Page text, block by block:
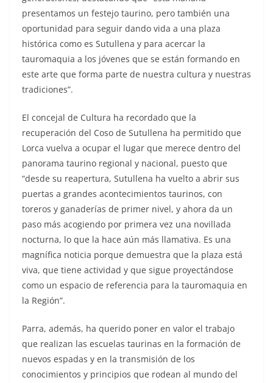
presentamos un festejo taurino, pero también una
oportunidad para seguir dando vida a una plaza
histórica como es Sutullena y para acercar la
tauromaquia a los jóvenes que se están formando en
este arte que forma parte de nuestra cultura y nuestras
tradiciones”.
El concejal de Cultura ha recordado que la
recuperación del Coso de Sutullena ha permitido que
Lorca vuelva a ocupar el lugar que merece dentro del
panorama taurino regional y nacional, puesto que
“desde su reapertura, Sutullena ha vuelto a abrir sus
puertas a grandes acontecimientos taurinos, con
toreros y ganaderías de primer nivel, y ahora da un
paso más acogiendo por primera vez una novillada
nocturna, lo que la hace aún más llamativa. Es una
magnífica noticia porque demuestra que la plaza está
viva, que tiene actividad y que sigue proyectándose
como un espacio de referencia para la tauromaquia en
la Región”.
Parra, además, ha querido poner en valor el trabajo
que realizan las escuelas taurinas en la formación de
nuevos espadas y en la transmisión de los
conocimientos y principios que rodean al mundo del